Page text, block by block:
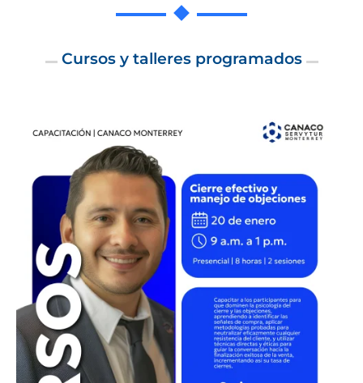
Cursos y talleres programados